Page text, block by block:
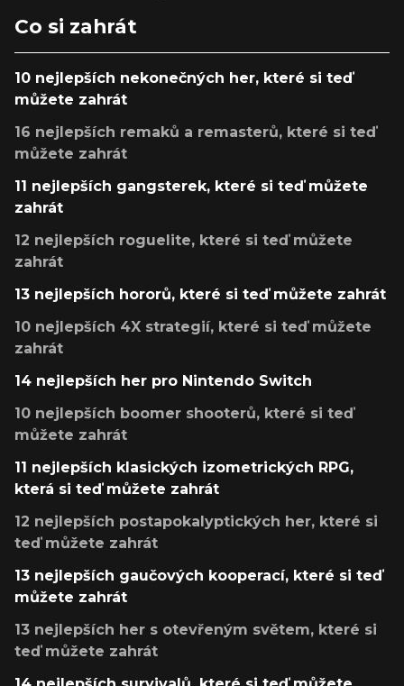
Co si zahrát
10 nejlepších nekonečných her, které si teď
můžete zahrát
16 nejlepších remaků a remasterů, které si teď
můžete zahrát
11 nejlepších gangsterek, které si teď můžete
zahrát
12 nejlepších roguelite, které si teď můžete
zahrát
13 nejlepších hororů, které si teď můžete zahrát
10 nejlepších 4X strategií, které si teď můžete
zahrát
14 nejlepších her pro Nintendo Switch
10 nejlepších boomer shooterů, které si teď
můžete zahrát
11 nejlepších klasických izometrických RPG,
která si teď můžete zahrát
12 nejlepších postapokalyptických her, které si
teď můžete zahrát
13 nejlepších gaučových kooperací, které si teď
můžete zahrát
13 nejlepších her s otevřeným světem, které si
teď můžete zahrát